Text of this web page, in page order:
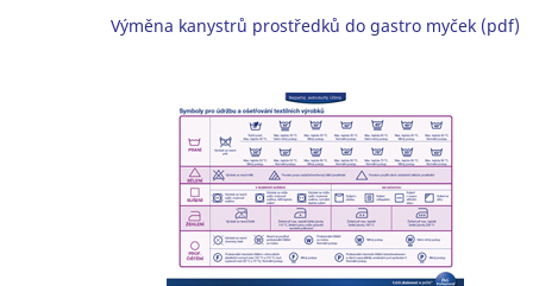
Výměna kanystrů prostředků do gastro myček (pdf)